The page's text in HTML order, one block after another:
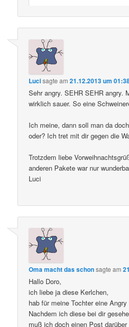
Lucisagte am21.12.2013 um
Sehr angry. SEHR SEHR angry.
wirklich sauer. So eine
Ich meine, dann soll man da
oder? Ich tret mit dir gegen die
Trotzdem liebe
anderen Pakete war nur
Luci
Oma macht das schonsagte am
Hallo Doro,
ich liebe ja diese Kerlchen,
hab für meine Tochter eine
Nachdem ich diese bei dir
muß ich doch einen Post darüber